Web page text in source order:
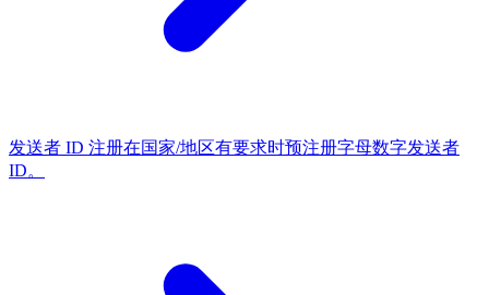
发送者 ID 注册在国家/地区有要求时预注册字母数字发送者
ID。